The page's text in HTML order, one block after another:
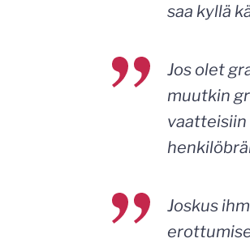
saa kyllä
Jos olet
muutkin
vaatteisiin
Joskus